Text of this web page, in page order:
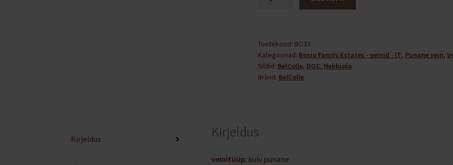
2023'
75
cl
14,5%
Tootekood: BO33
Kategooriad: Bosio Family Estates - veinid - IT, Punane vein,
Sildid: BelColle, DOC, Nebbiolo
Bränd: BelColle
Kirjeldus Kirjeldus
veinitüüp: kuiv punane